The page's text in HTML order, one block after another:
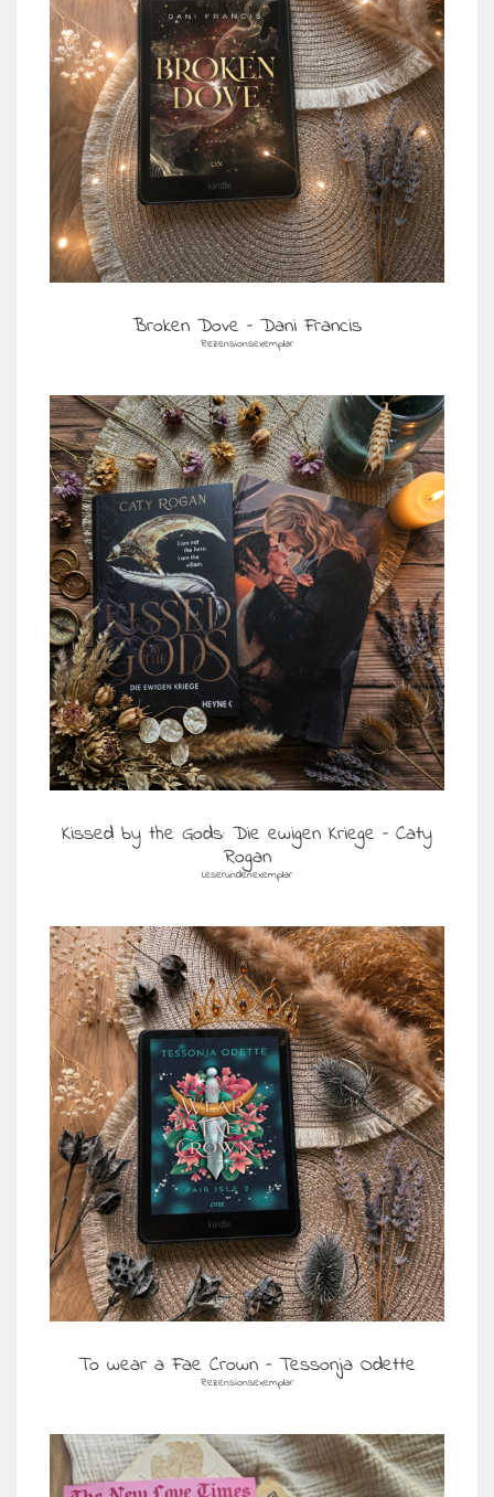
Broken Dove – Dani Francis
Rezensionsexemplar
Kissed by the Gods: Die ewigen Kriege – Caty
Rogan
Leserundenexemplar
To wear a Fae Crown – Tessonja Odette
Rezensionsexemplar